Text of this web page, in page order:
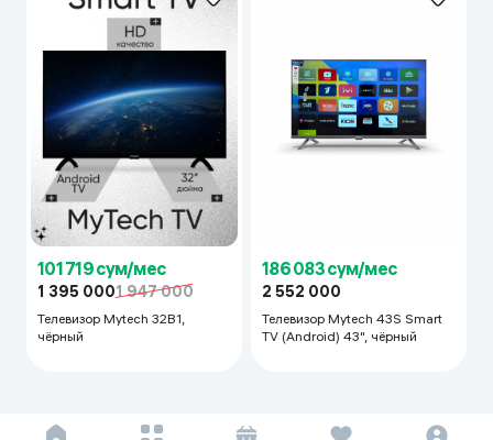
101 719 сум/мес
1 395 0001 947 000
Телевизор Mytech 32B1,
чёрный
186 083 сум/мес
2 552 000
Телевизор Mytech 43S Smart
TV (Android) 43", чёрный